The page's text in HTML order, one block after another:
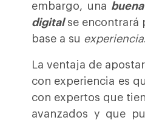
embargo, una
digitalse encontrará
base a su experiencia.
La ventaja de
con experiencia es
con expertos que
avanzados y que